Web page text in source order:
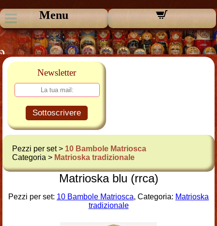
Menu
Newsletter
Sottoscrivere
Pezzi per set > 10 Bambole Matriosca
Categoria > Matrioska tradizionale
Matrioska blu (rrca)
Pezzi per set: 10 Bambole Matriosca, Categoria: Matrioska
tradizionale